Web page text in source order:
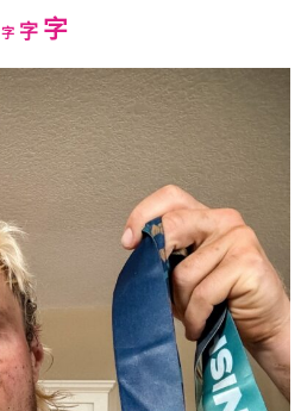
字Decrease
size.
字Reset
size.
字Increase
size.